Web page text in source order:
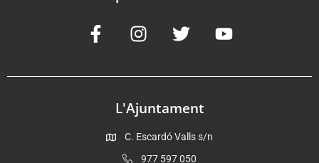
L'Ajuntament
C. Escardó Valls s/n
977 597 050